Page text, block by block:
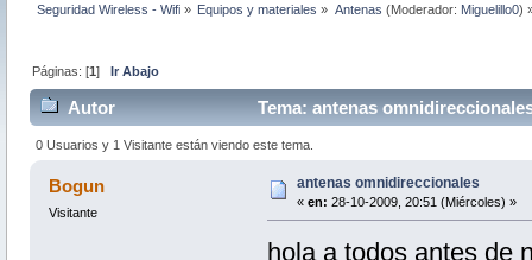
Seguridad Wireless - Wifi » Equipos y materiales » Antenas (Moderador: Miguelillo0)
Páginas: [1]Ir Abajo
Autor Tema: antenas
0 Usuarios y 1 Visitante están viendo este tema.
Bogun
Visitante
antenas omnidireccionales
« en: 28-10-2009, 20:51 (Miércoles) »
hola a todos antes de